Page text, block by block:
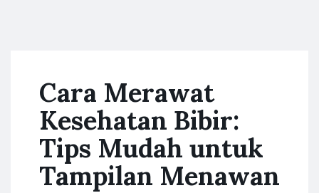
Cara Merawat
Kesehatan Bibir:
Tips Mudah untuk
Tampilan Menawan